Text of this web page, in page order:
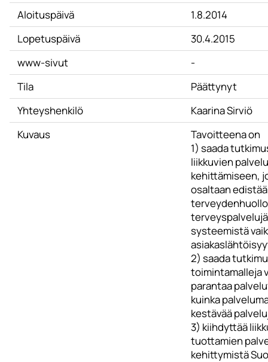
Aloituspäivä
1.8.2014
Lopetuspäivä
30.4.2015
www-sivut
-
Tila
Päättynyt
Yhteyshenkilö
Kaarina Sirviö
Kuvaus
Tavoitteena on
1) saada
liikkuvien
kehittämiseen,
osaltaan
systeemistä
2) saada
toimintamalleja
parantaa
kuinka
kestävää
3) kiihdyttää
tuottamien
kehittymistä